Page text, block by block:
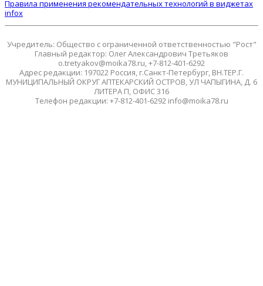
Правила применения рекомендательных технологий в виджетах
infox
Учредитель: Общество с ограниченной ответственностью "Рост"
Главный редактор: Олег Александрович Третьяков
o.tretyakov@moika78.ru, +7-812-401-6292
Адрес редакции: 197022 Россия, г.Санкт-Петербург, ВН.ТЕР.Г.
МУНИЦИПАЛЬНЫЙ ОКРУГ АПТЕКАРСКИЙ ОСТРОВ, УЛ ЧАПЫГИНА, Д. 6
ЛИТЕРА П, ОФИС 316
Телефон редакции: +7-812-401-6292 info@moika78.ru